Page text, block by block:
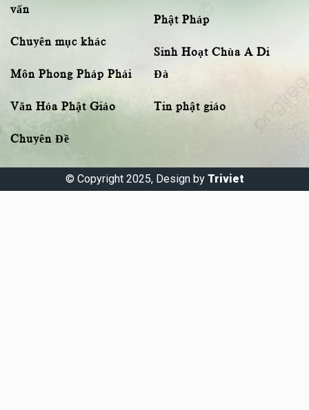
vấn
Chuyên mục khác
Môn Phong Pháp Phái
Văn Hóa Phật Giáo
Chuyên Đề
Phật Pháp
Sinh Hoạt Chùa A Di
Đà
Tin phật giáo
© Copyright 2025, Design by Triviet